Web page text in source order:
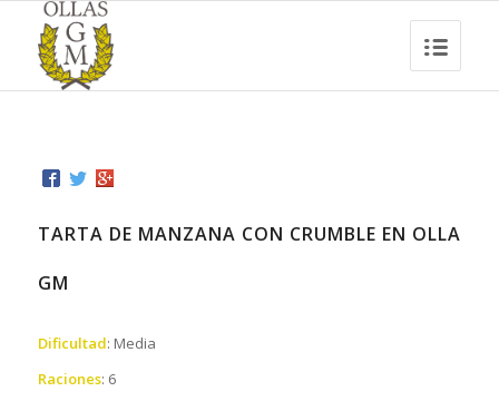
TARTA DE MANZANA CON CRUMBLE EN OLLA
GM
Dificultad: Media
Raciones: 6